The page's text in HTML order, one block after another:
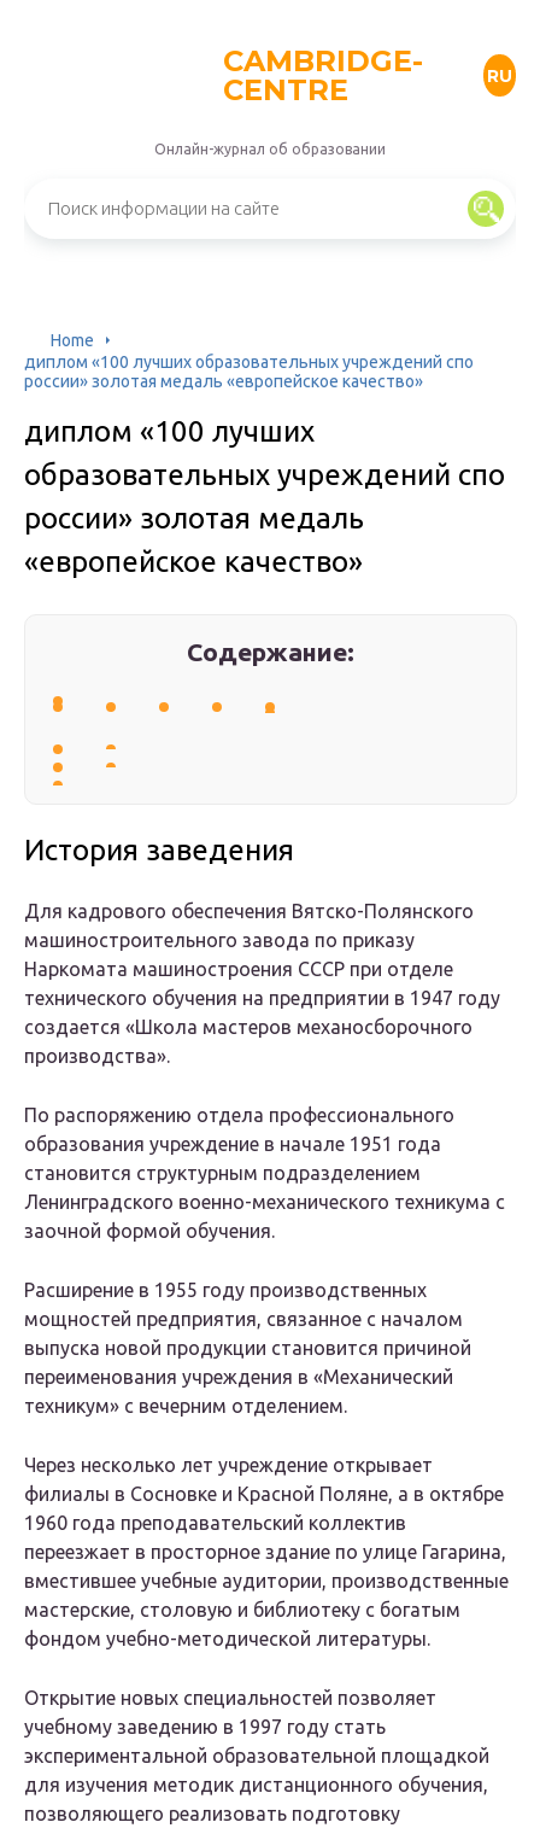
CAMBRIDGE-
CENTRE
RU
Онлайн-журнал об образовании
Home
диплом «100 лучших образовательных учреждений спо
россии» золотая медаль «европейское качество»
диплом «100 лучших
образовательных учреждений спо
россии» золотая медаль
«европейское качество»
Содержание:
История заведения
Для кадрового обеспечения Вятско-Полянского
машиностроительного завода по приказу
Наркомата машиностроения СССР при отделе
технического обучения на предприятии в 1947 году
создается «Школа мастеров механосборочного
производства».
По распоряжению отдела профессионального
образования учреждение в начале 1951 года
становится структурным подразделением
Ленинградского военно-механического техникума с
заочной формой обучения.
Расширение в 1955 году производственных
мощностей предприятия, связанное с началом
выпуска новой продукции становится причиной
переименования учреждения в «Механический
техникум» с вечерним отделением.
Через несколько лет учреждение открывает
филиалы в Сосновке и Красной Поляне, а в октябре
1960 года преподавательский коллектив
переезжает в просторное здание по улице Гагарина,
вместившее учебные аудитории, производственные
мастерские, столовую и библиотеку с богатым
фондом учебно-методической литературы.
Открытие новых специальностей позволяет
учебному заведению в 1997 году стать
экспериментальной образовательной площадкой
для изучения методик дистанционного обучения,
позволяющего реализовать подготовку